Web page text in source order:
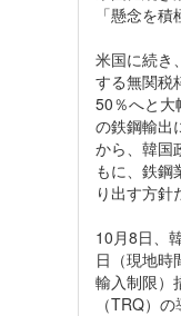
「懸念を積
米国に続き
する無関税
50％へと大
の鉄鋼輸出
から、韓国
もに、鉄鋼
り出す方針
10月8日、
日（現地時
輸入制限）
（TRQ）